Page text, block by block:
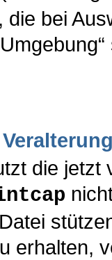
die bei
die jetzt
erhalten,